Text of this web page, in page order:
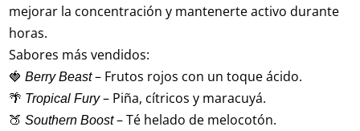
mejorar la concentración y mantenerte activo durante
horas.
Sabores más vendidos:
🍓 Berry Beast– Frutos rojos con un toque ácido.
🌴 Tropical Fury– Piña, cítricos y maracuyá.
🍑 Southern Boost– Té helado de melocotón.